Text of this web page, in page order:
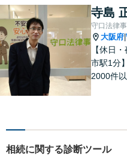
全力でサ
寺島
守口法律
大阪府
【休日
市駅1分
2000件
頼者様が
バイス
相続に関する診断ツール